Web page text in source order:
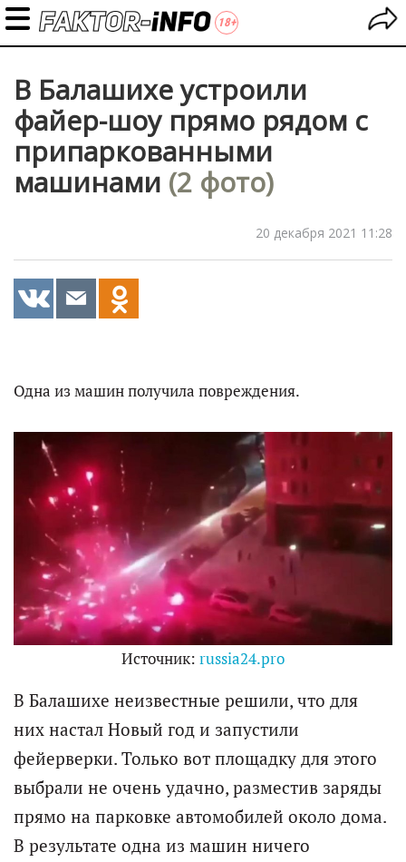
В Балашихе устроили
файер-шоу прямо рядом с
припаркованными
машинами (2 фото)
20 декабря 2021 11:28
Одна из машин получила повреждения.
Источник: russia24.pro
В Балашихе неизвестные решили, что для
них настал Новый год и запустили
фейерверки. Только вот площадку для этого
выбрали не очень удачно, разместив заряды
прямо на парковке автомобилей около дома.
В результате одна из машин ничего